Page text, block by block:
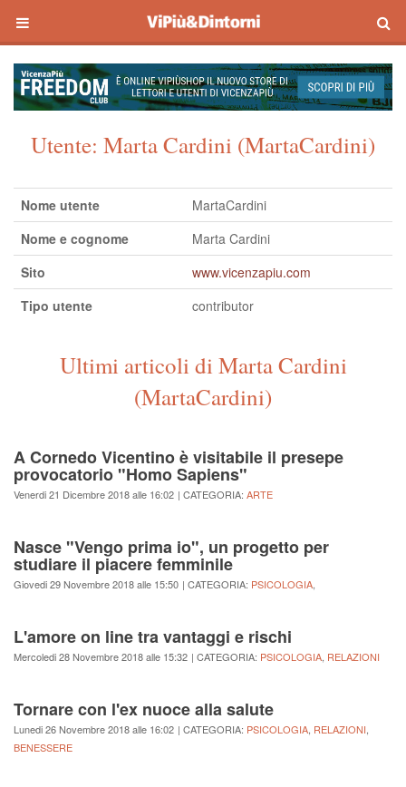
Utente: Marta Cardini (MartaCardini)
Nome utente
MartaCardini
Nome e cognome
Marta Cardini
Sito
www.vicenzapiu.com
Tipo utente
contributor
Ultimi articoli di Marta Cardini
(MartaCardini)
A Cornedo Vicentino è visitabile il presepe
provocatorio "Homo Sapiens"
Venerdi 21 Dicembre 2018 alle 16:02 | CATEGORIA: ARTE
Nasce "Vengo prima io", un progetto per
studiare il piacere femminile
Giovedi 29 Novembre 2018 alle 15:50 | CATEGORIA: PSICOLOGIA,
L'amore on line tra vantaggi e rischi
Mercoledi 28 Novembre 2018 alle 15:32 | CATEGORIA: PSICOLOGIA, RELAZIONI
Tornare con l'ex nuoce alla salute
Lunedi 26 Novembre 2018 alle 16:02 | CATEGORIA: PSICOLOGIA, RELAZIONI,
BENESSERE